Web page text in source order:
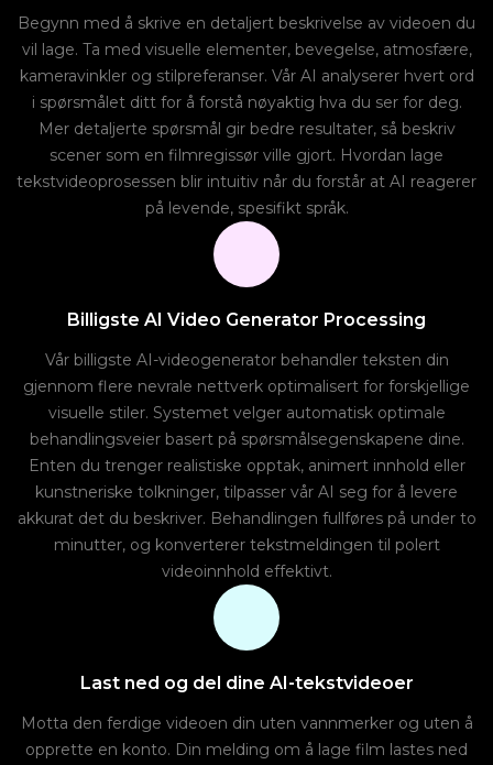
Begynn med å skrive en detaljert beskrivelse av videoen du
vil lage. Ta med visuelle elementer, bevegelse, atmosfære,
kameravinkler og stilpreferanser. Vår AI analyserer hvert ord
i spørsmålet ditt for å forstå nøyaktig hva du ser for deg.
Mer detaljerte spørsmål gir bedre resultater, så beskriv
scener som en filmregissør ville gjort. Hvordan lage
tekstvideoprosessen blir intuitiv når du forstår at AI reagerer
på levende, spesifikt språk.
Billigste AI Video Generator Processing
Vår billigste AI-videogenerator behandler teksten din
gjennom flere nevrale nettverk optimalisert for forskjellige
visuelle stiler. Systemet velger automatisk optimale
behandlingsveier basert på spørsmålsegenskapene dine.
Enten du trenger realistiske opptak, animert innhold eller
kunstneriske tolkninger, tilpasser vår AI seg for å levere
akkurat det du beskriver. Behandlingen fullføres på under to
minutter, og konverterer tekstmeldingen til polert
videoinnhold effektivt.
Last ned og del dine AI-tekstvideoer
Motta den ferdige videoen din uten vannmerker og uten å
opprette en konto. Din melding om å lage film lastes ned